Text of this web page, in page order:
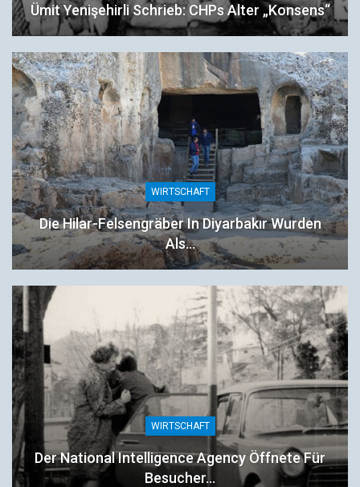
Ümit Yenişehirli Schrieb: CHPs Alter „Konsens“
WIRTSCHAFT
Die Hilar-Felsengräber In Diyarbakır Wurden
Als…
WIRTSCHAFT
Der National Intelligence Agency Öffnete Für
Besucher…